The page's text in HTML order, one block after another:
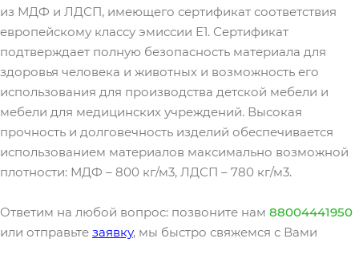
из МДФ и ЛДСП, имеющего сертификат соответствия
европейскому классу эмиссии Е1. Сертификат
подтверждает полную безопасность материала для
здоровья человека и животных и возможность его
использования для производства детской мебели и
мебели для медицинских учреждений. Высокая
прочность и долговечность изделий обеспечивается
использованием материалов максимально возможной
плотности: МДФ – 800 кг/м3, ЛДСП – 780 кг/м3.
Ответим на любой вопрос: позвоните нам 88004441950
или отправьте заявку, мы быстро свяжемся с Вами